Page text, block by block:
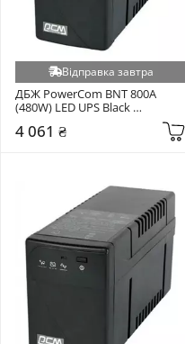
Відправка завтра
ДБЖ PowerCom BNT 800A
(480W) LED UPS Black
4 061 ₴